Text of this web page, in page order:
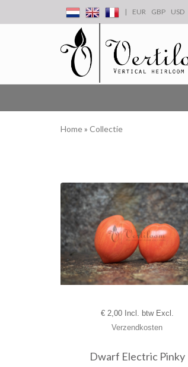
| EUR GBP USD
Home» Collectie
€2,00 Incl. btw Excl.
Verzendkosten
Dwarf Electric Pinky